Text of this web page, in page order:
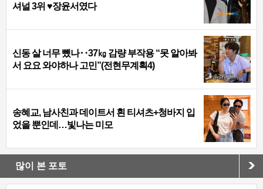
셔널 3위 ♥장윤서였다
신동 살 너무 뺐나‥37㎏ 감량 부작용 “못 알아봐
서 요요 와야하나 고민”(전현무계획4)
송혜교, 남사친과 데이트서 흰 티셔츠+청바지 입
었을 뿐인데…빛나는 미모
많이 본 포토